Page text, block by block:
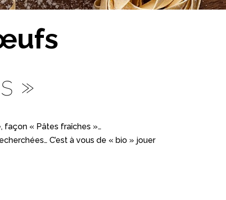
»
façon « Pâtes fraîches »…
C’est à vous de « bio » jouer